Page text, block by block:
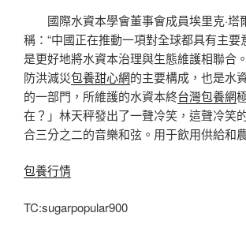
國際水資本學會董事會成員埃里克·塔
稱：“中國正在推動一項對全球都具有主要
是更好地將水資本治理與生態維護相聯合
防洪減災包養甜心網的主要構成，也是水
的一部門，所維護的水資本終台灣包養網
在？」林天秤發出了一聲冷笑，這聲冷笑
合三分之二的音樂和弦。用于飲用供給和
包養行情
TC:sugarpopular900